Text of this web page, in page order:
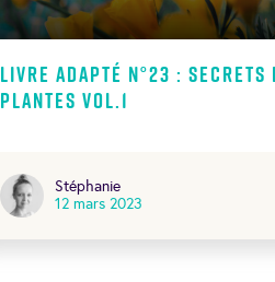
Livre Adapté N°23 : Secrets
plantes Vol.1
Stéphanie
12 mars 2023